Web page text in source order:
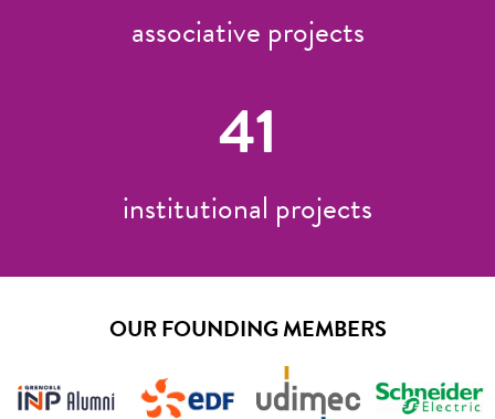
associative projects
41
institutional projects
OUR FOUNDING MEMBERS